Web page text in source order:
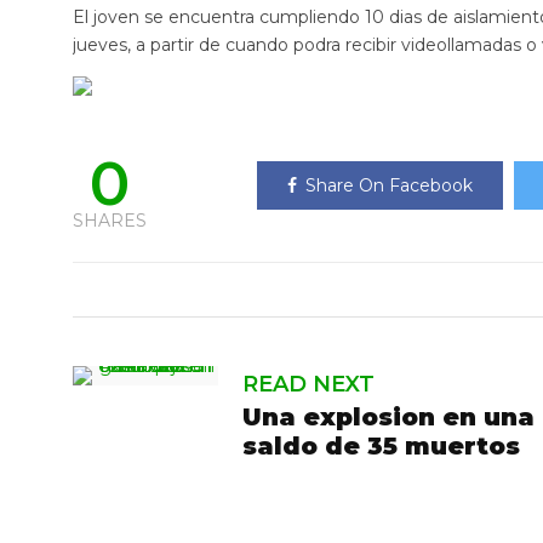
El joven se encuentra cumpliendo 10 dias de
jueves, a partir de cuando podra recibir videollamadas
0
SHARES
Share On Facebook
READ NEXT
Una explosion en
saldo de 35 muertos